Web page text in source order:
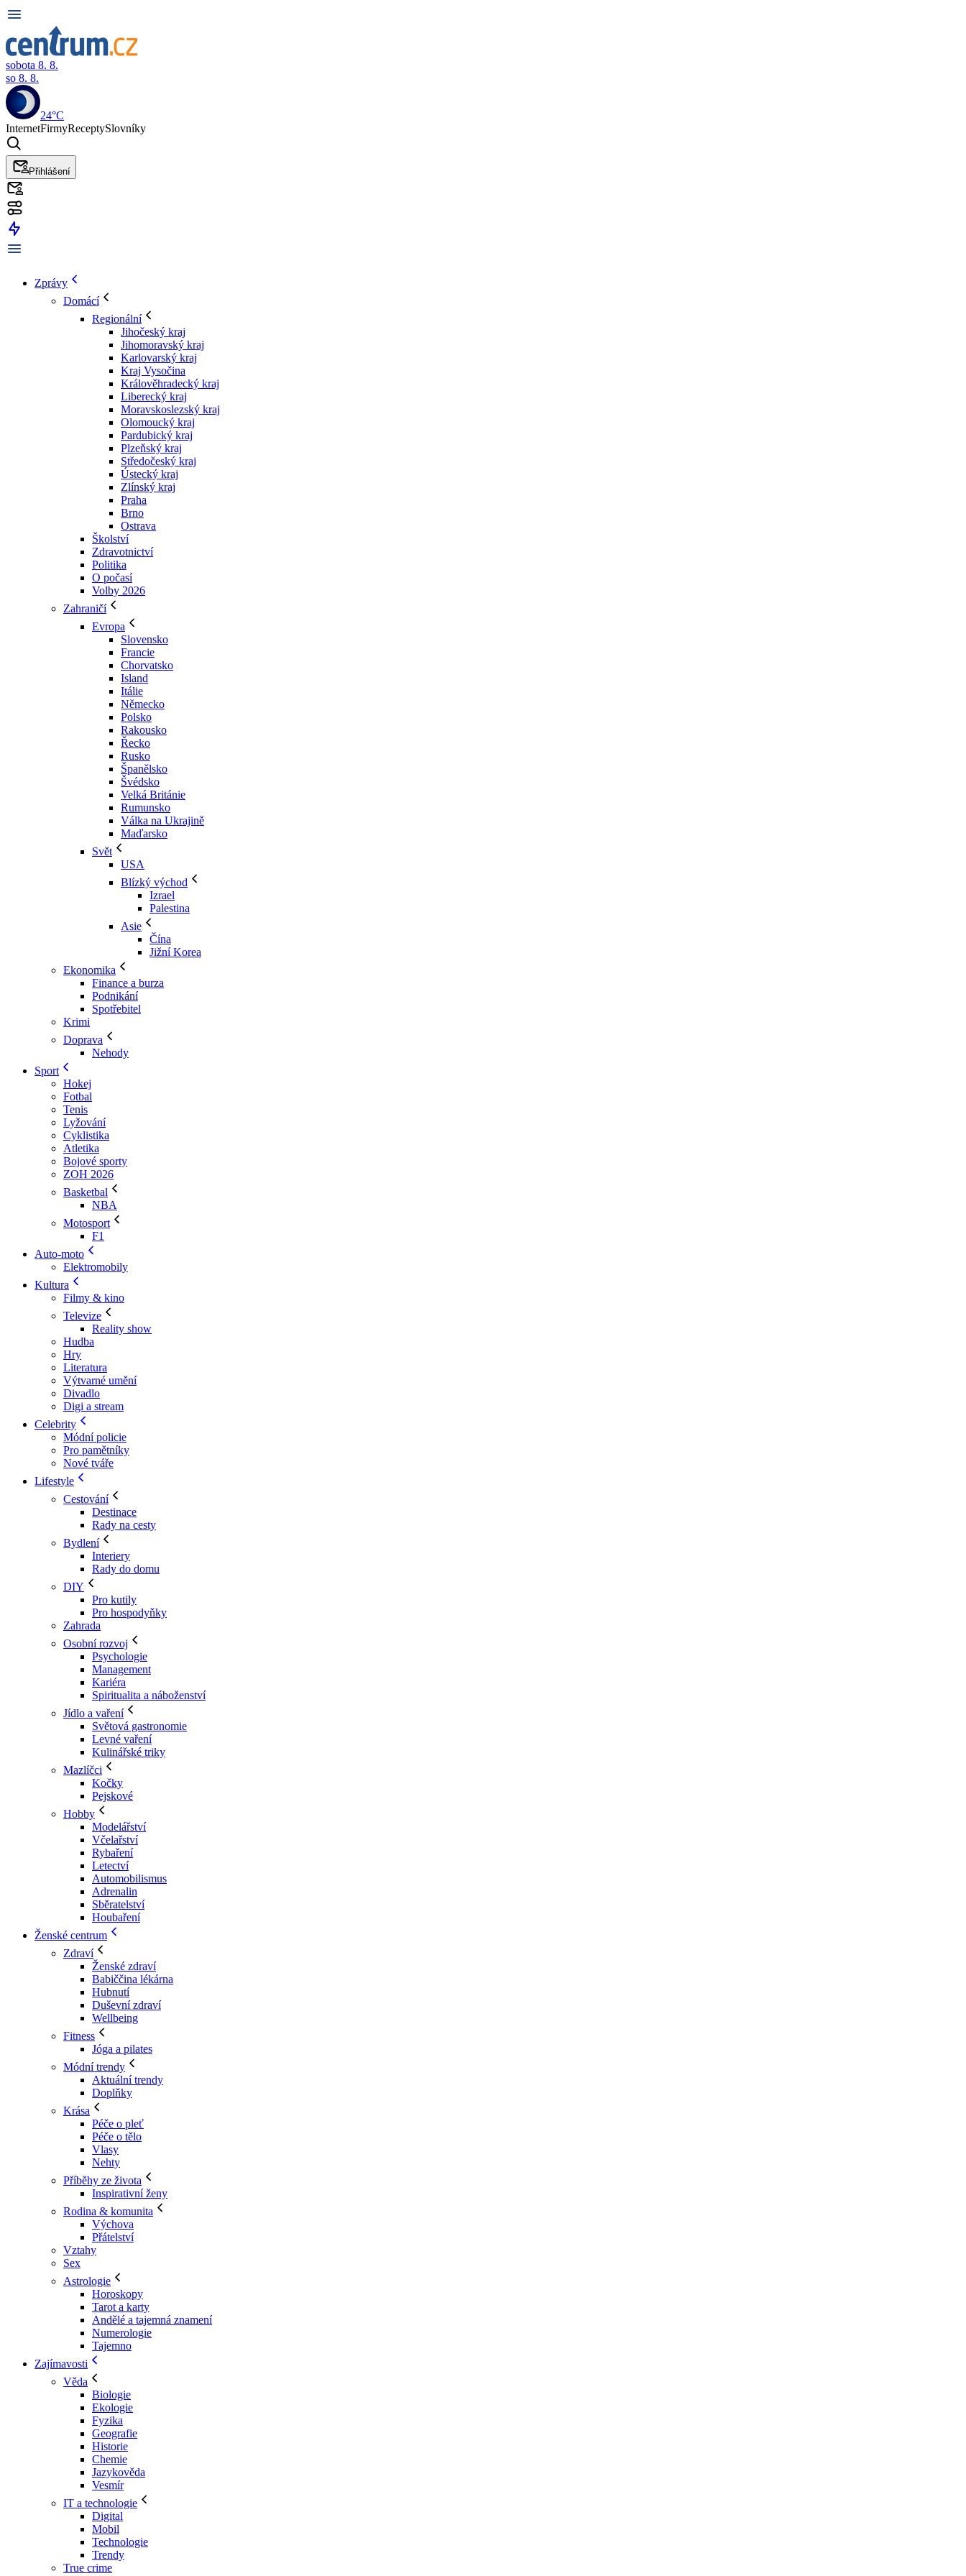
sobota 8. 8.
so 8. 8.
24°C
InternetFirmyReceptySlovníky
Přihlášení
Zprávy
Domácí
Regionální
Jihočeský kraj
Jihomoravský kraj
Karlovarský kraj
Kraj Vysočina
Králověhradecký kraj
Liberecký kraj
Moravskoslezský kraj
Olomoucký kraj
Pardubický kraj
Plzeňský kraj
Středočeský kraj
Ústecký kraj
Zlínský kraj
Praha
Brno
Ostrava
Školství
Zdravotnictví
Politika
O počasí
Volby 2026
Zahraničí
Evropa
Slovensko
Francie
Chorvatsko
Island
Itálie
Německo
Polsko
Rakousko
Řecko
Rusko
Španělsko
Švédsko
Velká Británie
Rumunsko
Válka na Ukrajině
Maďarsko
Svět
USA
Blízký východ
Izrael
Palestina
Asie
Čína
Jižní Korea
Ekonomika
Finance a burza
Podnikání
Spotřebitel
Krimi
Doprava
Nehody
Sport
Hokej
Fotbal
Tenis
Lyžování
Cyklistika
Atletika
Bojové sporty
ZOH 2026
Basketbal
NBA
Motosport
F1
Auto-moto
Elektromobily
Kultura
Filmy & kino
Televize
Reality show
Hudba
Hry
Literatura
Výtvarné umění
Divadlo
Digi a stream
Celebrity
Módní policie
Pro pamětníky
Nové tváře
Lifestyle
Cestování
Destinace
Rady na cesty
Bydlení
Interiery
Rady do domu
DIY
Pro kutily
Pro hospodyňky
Zahrada
Osobní rozvoj
Psychologie
Management
Kariéra
Spiritualita a náboženství
Jídlo a vaření
Světová gastronomie
Levné vaření
Kulinářské triky
Mazlíčci
Kočky
Pejskové
Hobby
Modelářství
Včelařství
Rybaření
Letectví
Automobilismus
Adrenalin
Sběratelství
Houbaření
Ženské centrum
Zdraví
Ženské zdraví
Babiččina lékárna
Hubnutí
Duševní zdraví
Wellbeing
Fitness
Jóga a pilates
Módní trendy
Aktuální trendy
Doplňky
Krása
Péče o pleť
Péče o tělo
Vlasy
Nehty
Příběhy ze života
Inspirativní ženy
Rodina & komunita
Výchova
Přátelství
Vztahy
Sex
Astrologie
Horoskopy
Tarot a karty
Andělé a tajemná znamení
Numerologie
Tajemno
Zajímavosti
Věda
Biologie
Ekologie
Fyzika
Geografie
Historie
Chemie
Jazykověda
Vesmír
IT a technologie
Digital
Mobil
Technologie
Trendy
True crime